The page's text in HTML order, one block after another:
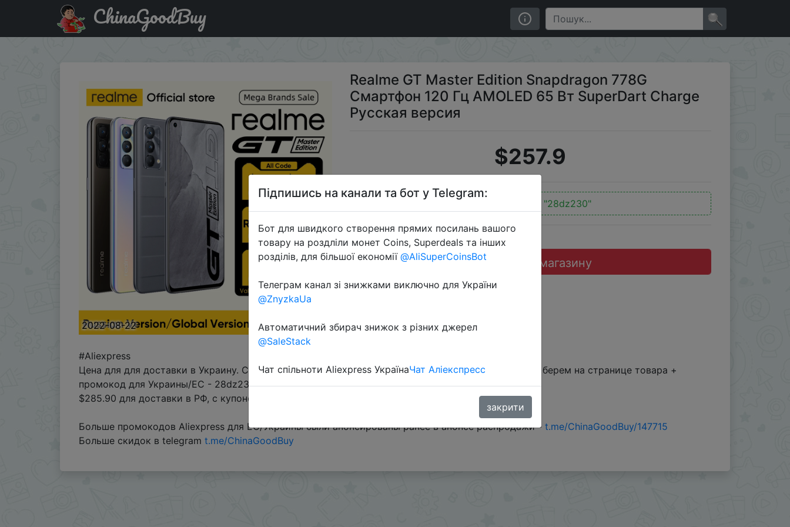
Придбати по знижці 28dz230 Realme GT Master Edition Snapdragon 778G Смартфон 120 Гц AMOLED 65 Вт SuperDart Charge Русская версия
ChinaGoodBuy
2022-08-22
Realme GT Master Edition Snapdragon 778G
Смартфон 120 Гц AMOLED 65 Вт SuperDart Charge
Русская версия
$257.9
"28dz230"
Перейти до магазину
#Aliexpress
Цена для для доставки в Украину. Скидка продавца $9 применится в корзине, купон магазина $5 берем на странице товара +
промокод для Украины/ЕС - 28dz230
$285.90 для доставки в РФ, с купоном продавца и автоматической скидкой.
Больше промокодов Aliexpress для ЕС/Украины были анонсированы ранее в анонсе распродажи - t.me/ChinaGoodBuy/147715
Больше скидок в telegram t.me/ChinaGoodBuy
Підпишись на канали та бот у Telegram:
Бот для швидкого створення прямих посилань вашого
товару на роздліли монет Coins, Superdeals та інших
розділів, для більшої економії @AliSuperCoinsBot
Телеграм канал зі знижками виключно для України
@ZnyzkaUa
Автоматичний збирач знижок з різних джерел
@SaleStack
Чат спільноти Aliexpress УкраїнаЧат Аліекспресс
закрити